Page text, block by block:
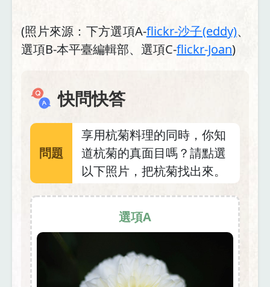
(照片來源：下方選項A-flickr-沙子(eddy)、
選項B-本平臺編輯部、選項C-flickr-Joan)
快問快答
問題
享用杭菊料理的同時，你知
道杭菊的真面目嗎？請點選
以下照片，把杭菊找出來。
選項A